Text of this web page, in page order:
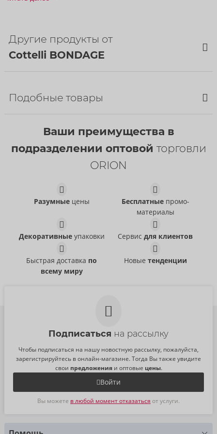
Штрихкод:
Доступность
следующая доставка:48/2026
Другие продукты от
Cottelli BONDAGE
- ORION Brand
26451491021
Cottelli BONDAGE
22157303031
79,95 €
Подобные товары
Cottelli BONDAGE- ORION Brand
Cottelli BONDAGE- ORION Brand
22141993021
94,95 €
Ваши преимущества в
подразделении оптовой торговли
ORION
Разумныецены Бесплатныепромо-
материалы
Декоративныеупаковки Сервисдля клиентов
Быстрая доставка по
всему миру
Новые тенденции
Подписаться на рассылку
Чтобы подписаться на нашу новостную рассылку, пожалуйста,
зарегистрируйтесь в онлайн-магазине. Тогда Вы также увидите
свои предложенияи оптовые цены.
Войти
Вы можете в любой момент отказаться от услуги.